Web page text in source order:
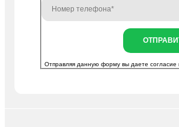
Отправляя данную форму вы даете